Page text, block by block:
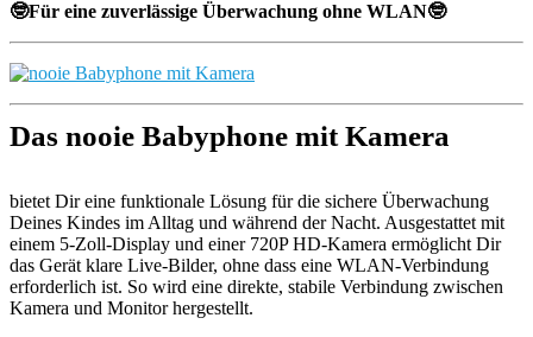
🤓Für eine zuverlässige Überwachung ohne WLAN🤓
Das nooie Babyphone mit Kamera
bietet Dir eine funktionale Lösung für die sichere Überwachung
Deines Kindes im Alltag und während der Nacht. Ausgestattet mit
einem 5-Zoll-Display und einer 720P HD-Kamera ermöglicht Dir
das Gerät klare Live-Bilder, ohne dass eine WLAN-Verbindung
erforderlich ist. So wird eine direkte, stabile Verbindung zwischen
Kamera und Monitor hergestellt.